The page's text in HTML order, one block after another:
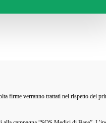
firme verranno trattati nel rispetto dei